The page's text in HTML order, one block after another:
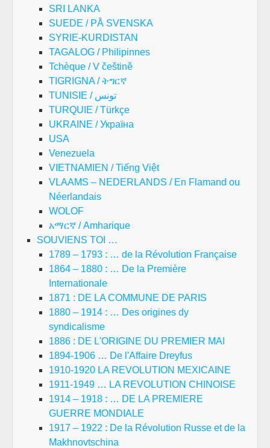
SRI LANKA
SUEDE / PÅ SVENSKA
SYRIE-KURDISTAN
TAGALOG / Philipinnes
Tchèque / V češtině
TIGRIGNA / ትግርኛ
TUNISIE / تونس
TURQUIE / Türkçe
UKRAINE / Україна
USA
Venezuela
VIETNAMIEN / Tiếng Việt
VLAAMS – NEDERLANDS / En Flamand ou
Néerlandais
WOLOF
አማርኛ / Amharique
SOUVIENS TOI …
1789 – 1793 : … de la Révolution Française
1864 – 1880 : … De la Première
Internationale
1871 : DE LA COMMUNE DE PARIS
1880 – 1914 : … Des origines dy
syndicalisme
1886 : DE L'ORIGINE DU PREMIER MAI
1894-1906 … De l'Affaire Dreyfus
1910-1920 LA REVOLUTION MEXICAINE
1911-1949 … LA REVOLUTION CHINOISE
1914 – 1918 : … DE LA PREMIERE
GUERRE MONDIALE
1917 – 1922 : De la Révolution Russe et de la
Makhnovtschina